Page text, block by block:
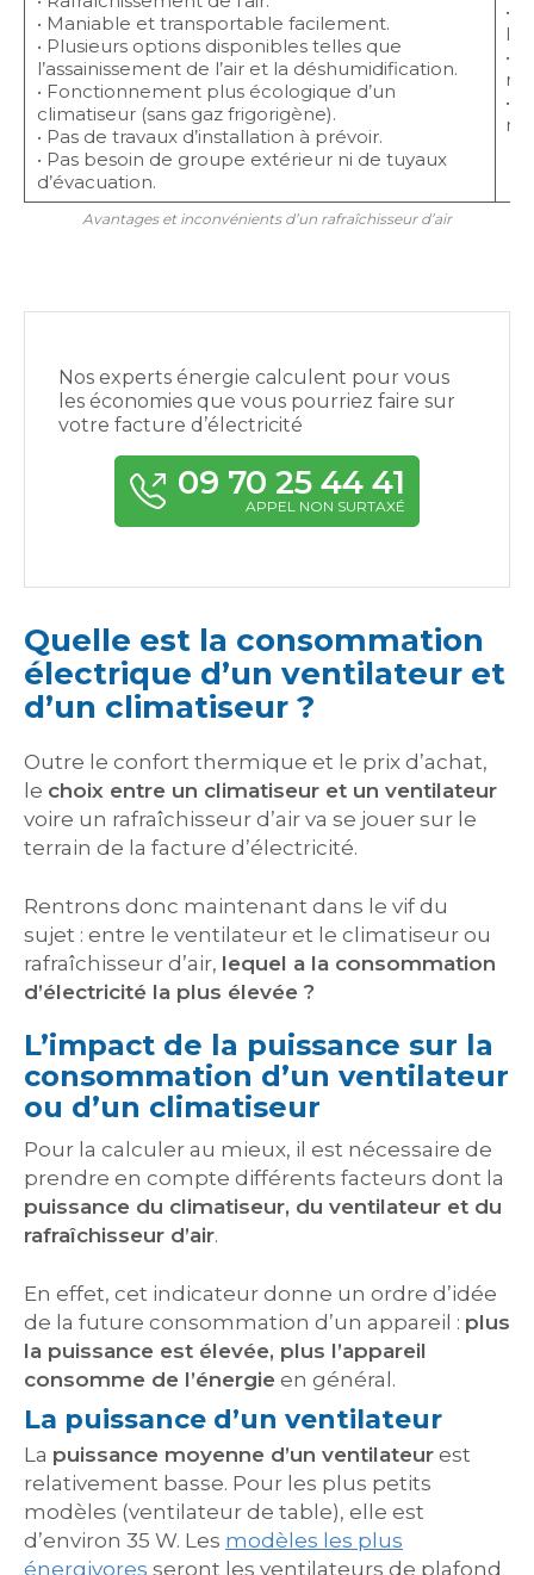
• Maniable et transportable facilement.
• Plusieurs options disponibles telles que
l’assainissement de l’air et la déshumidification.
• Fonctionnement plus écologique d’un
climatiseur (sans gaz frigorigène).
• Pas de travaux d’installation à prévoir.
• Pas besoin de groupe extérieur ni de tuyaux
d’évacuation.
•
•
•
Avantages et inconvénients d’un rafraîchisseur d’air
Nos experts énergie calculent pour vous
les économies que vous pourriez faire sur
votre facture d’électricité
09 70 25 44 41
APPEL NON SURTAXÉ
Quelle est la consommation
électrique d’un ventilateur et
d’un climatiseur ?
Outre le confort thermique et le prix d’achat,
le choix entre un climatiseur et un ventilateur
voire un rafraîchisseur d’air va se jouer sur le
terrain de la facture d’électricité.
Rentrons donc maintenant dans le vif du
sujet : entre le ventilateur et le climatiseur ou
rafraîchisseur d’air, lequel a la consommation
d’électricité la plus élevée ?
L’impact de la puissance sur la
consommation d’un ventilateur
ou d’un climatiseur
Pour la calculer au mieux, il est nécessaire de
prendre en compte différents facteurs dont la
puissance du climatiseur, du ventilateur et du
rafraîchisseur d’air.
En effet, cet indicateur donne un ordre d’idée
de la future consommation d’un appareil : plus
la puissance est élevée, plus l’appareil
consomme de l’énergie en général.
La puissance d’un ventilateur
La puissance moyenne d’un ventilateur est
relativement basse. Pour les plus petits
modèles (ventilateur de table), elle est
d’environ 35 W. Les modèles les plus
énergivores seront les ventilateurs de plafond